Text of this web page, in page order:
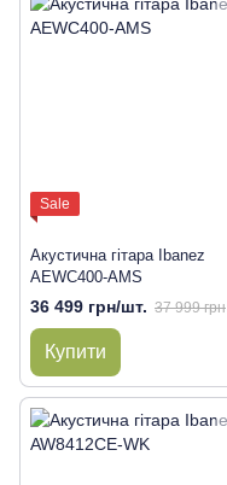
Sale
Акустична гітара Ibanez
AEWC400-AMS
36 499 грн/шт. 37 999 грн
Купити